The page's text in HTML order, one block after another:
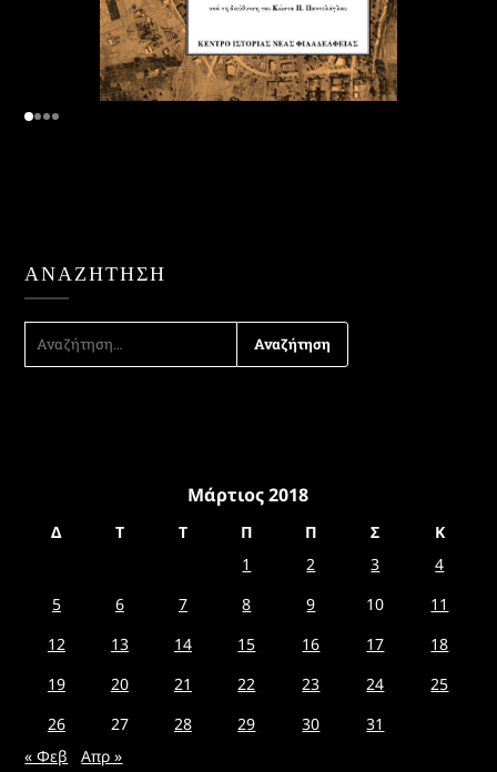
ΑΝΑΖΉΤΗΣΗ
ΓΙΑ:
Μάρτιος 2018
Δ Τ Τ Π Π Σ
Κ
1
2 3
4
5
6 7 8 9 10
11
12
13 14 15 16 17
18
19
20 21 22 23 24
25
26
27 28 29 30
31
« Φεβ
Απρ »